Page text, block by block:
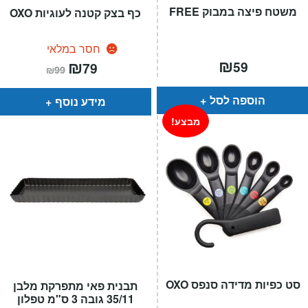
כף בצק קטנה לעוגיות OXO
חסר במלאי
₪99 המחיר
המקורי
היה:
₪99.
₪79
הוא:
מידע נוסף
משטח פיצה במבוק FREE
₪59
הוספה לסל
תבנית פאי מתפרקת מלבן
35/11 גובה 3 ס"מ טפלון
סט כפיות מדידה סנפס OXO
מבצע!